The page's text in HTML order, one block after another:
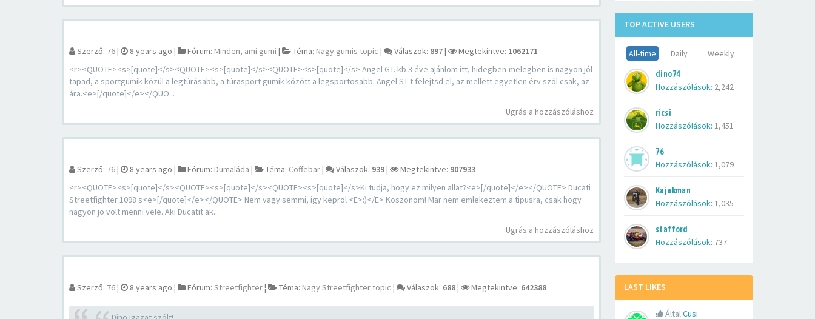
TOP ACTIVE USERS
All-time Daily Weekly
dino74
Hozzászólások: 2,242
ricsi
Hozzászólások: 1,451
76
Hozzászólások: 1,079
Kajakman
Hozzászólások: 1,035
stafford
Hozzászólások: 737
LAST LIKES
ÁltalCusi
Szerző: 76¦ 8 years ago ¦ Fórum: Minden, ami gumi ¦ Téma: Nagy gumis topic ¦ Válaszok: 897¦ Megtekintve: 1062171
<r><QUOTE><s>[quote]</s><QUOTE><s>[quote]</s><QUOTE><s>[quote]</s> Angel GT. kb 3 éve ajánlom itt, hidegben-melegben is nagyon jól
tapad, a sportgumik közül a legtúrásabb, a túrasport gumik között a legsportosabb. Angel ST-t felejtsd el, az mellett egyetlen érv szól csak, az
ára.<e>[/quote]</e></QUO...
Ugrás a hozzászóláshoz
Szerző: 76¦ 8 years ago ¦ Fórum: Dumaláda ¦ Téma: Coffebar¦ Válaszok: 939¦ Megtekintve: 907933
<r><QUOTE><s>[quote]</s><QUOTE><s>[quote]</s><QUOTE><s>[quote]</s>Ki tudja, hogy ez milyen allat?<e>[/quote]</e></QUOTE> Ducati
Streetfighter 1098 s<e>[/quote]</e></QUOTE> Nem vagy semmi, igy keprol <E>:)</E> Koszonom! Mar nem emlekeztem a tipusra, csak hogy
nagyon jo volt menni vele. Aki Ducatit ak...
Ugrás a hozzászóláshoz
Szerző: 76¦ 8 years ago ¦ Fórum: Streetfighter¦ Téma: Nagy Streetfighter topic ¦ Válaszok: 688¦ Megtekintve: 642388